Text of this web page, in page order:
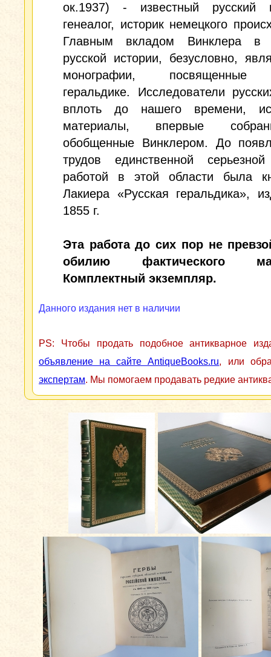
ок.1937) - известный русский
генеалог, историк немецкого
Главным вкладом Винклера в
русской истории, безусловно,
монографии, посвященные
геральдике. Исследователи
вплоть до нашего времени,
материалы, впервые
обобщенные Винклером. До
трудов единственной
работой в этой области была
Лакиера «Русская геральдика»,
1855 г.
Эта работа до сих пор не
обилию фактического
Комплектный экземпляр.
Данного издания нет в наличии
PS: Чтобы продать подобное антикварное
объявление на сайте AntiqueBooks.ru, или
экспертам. Мы помогаем продавать редкие